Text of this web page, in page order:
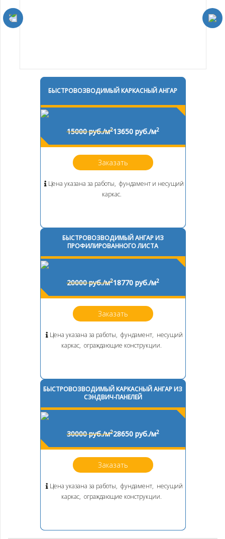
БЫСТРОВОЗВОДИМЫЙ КАРКАСНЫЙ АНГАР
15000 руб./м213650 руб./м2
Заказать
Цена указана за работы, фундамент и несущий
каркас.
БЫСТРОВОЗВОДИМЫЙ АНГАР ИЗ
ПРОФИЛИРОВАННОГО ЛИСТА
20000 руб./м218770 руб./м2
Заказать
Цена указана за работы, фундамент, несущий
каркас, ограждающие конструкции.
БЫСТРОВОЗВОДИМЫЙ КАРКАСНЫЙ АНГАР ИЗ
СЭНДВИЧ-ПАНЕЛЕЙ
30000 руб./м228650 руб./м2
Заказать
Цена указана за работы, фундамент, несущий
каркас, ограждающие конструкции.